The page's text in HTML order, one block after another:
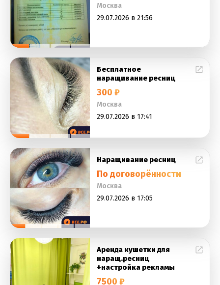
Москва
29.07.2026 в 21:56
Бесплатное
наращивание ресниц
300 ₽
Москва
29.07.2026 в 17:41
Наращивание ресниц
По договорённости
Москва
29.07.2026 в 17:05
Аренда кушетки для
наращ.ресниц
+настройка рекламы
7500 ₽